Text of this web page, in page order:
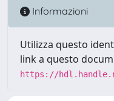
Informazioni
Utilizza questo
link a questo
https://